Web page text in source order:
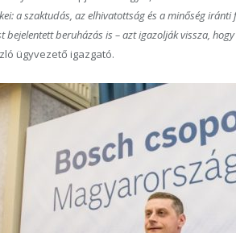
a szaktudás, az elhivatottság és a minőség
bejelentett beruházás is – azt igazolják vissza,
ügyvezető igazgató.